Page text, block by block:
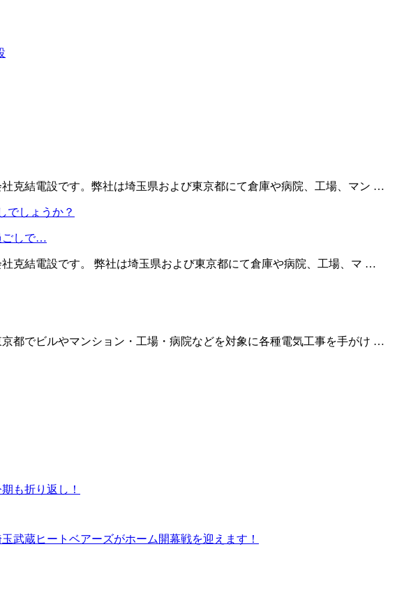
克結電設です。弊社は埼玉県および東京都にて倉庫や病院、工場、マン …
ごしで…
克結電設です。 弊社は埼玉県および東京都にて倉庫や病院、工場、マ …
都でビルやマンション・工場・病院などを対象に各種電気工事を手がけ …
も折り返し！
武蔵ヒートベアーズがホーム開幕戦を迎えます！